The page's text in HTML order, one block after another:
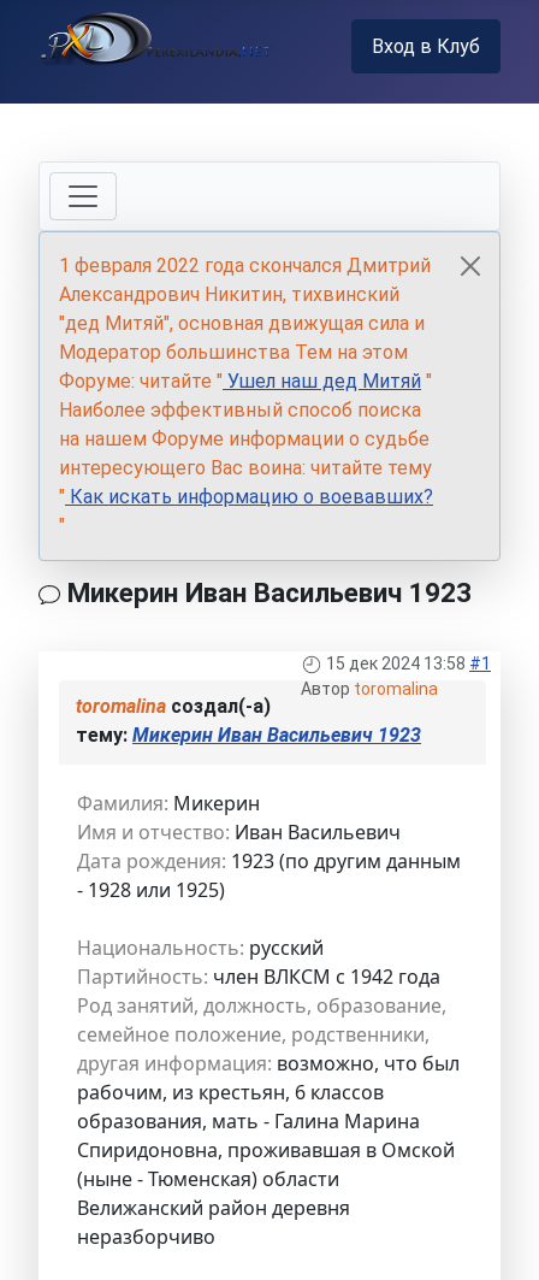
Вход в Клуб
1 февраля 2022 года скончался Дмитрий
Александрович Никитин, тихвинский
"дед Митяй", основная движущая сила и
Модератор большинства Тем на этом
Форуме: читайте " Ушел наш дед Митяй "
Наиболее эффективный способ поиска
на нашем Форуме информации о судьбе
интересующего Вас воина: читайте тему
" Как искать информацию о воевавших?
"
Микерин Иван Васильевич 1923
15 дек 2024 13:58 #1
Автор toromalina
toromalina создал(-а)
тему: Микерин Иван Васильевич 1923
Фамилия: Микерин
Имя и отчество: Иван Васильевич
Дата рождения: 1923 (по другим данным
- 1928 или 1925)
Национальность: русский
Партийность: член ВЛКСМ с 1942 года
Род занятий, должность, образование,
семейное положение, родственники,
другая информация: возможно, что был
рабочим, из крестьян, 6 классов
образования, мать - Галина Марина
Спиридоновна, проживавшая в Омской
(ныне - Тюменская) области
Велижанский район деревня
неразборчиво